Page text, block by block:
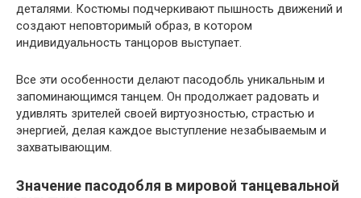
деталями. Костюмы подчеркивают пышность движений и
создают неповторимый образ, в котором
индивидуальность танцоров выступает.
Все эти особенности делают пасодобль уникальным и
запоминающимся танцем. Он продолжает радовать и
удивлять зрителей своей виртуозностью, страстью и
энергией, делая каждое выступление незабываемым и
захватывающим.
Значение пасодобля в мировой танцевальной